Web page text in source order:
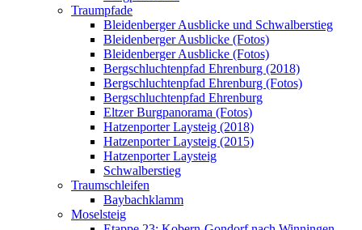
Traumpfade
Bleidenberger Ausblicke und Schwalberstieg
Bleidenberger Ausblicke (Fotos)
Bleidenberger Ausblicke (Fotos)
Bergschluchtenpfad Ehrenburg (2018)
Bergschluchtenpfad Ehrenburg (Fotos)
Bergschluchtenpfad Ehrenburg
Eltzer Burgpanorama (Fotos)
Hatzenporter Laysteig (2018)
Hatzenporter Laysteig (2015)
Hatzenporter Laysteig
Schwalberstieg
Traumschleifen
Baybachklamm
Moselsteig